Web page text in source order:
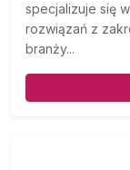
specjalizuje się
rozwiązań z
branży...